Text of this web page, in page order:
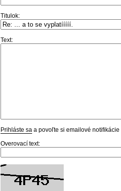
Titulok:
Text:
Prihláste sa a povoľte si emailové
Overovací text: